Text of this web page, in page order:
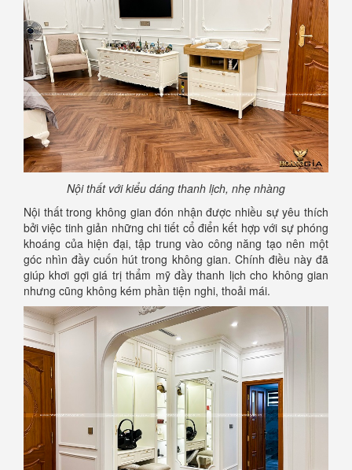
Nội thất với kiểu dáng thanh lịch, nhẹ nhàng
Nội thất trong không gian đón nhận được nhiều sự yêu thích
bởi việc tinh giản những chi tiết cổ điển kết hợp với sự phóng
khoáng của hiện đại, tập trung vào công năng tạo nên một
góc nhìn đầy cuốn hút trong không gian. Chính điều này đã
giúp khơi gợi giá trị thẩm mỹ đầy thanh lịch cho không gian
nhưng cũng không kém phần tiện nghi, thoải mái.